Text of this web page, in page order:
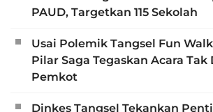
PAUD, Targetkan 115 Sekolah
Usai Polemik Tangsel Fun
Pilar Saga Tegaskan Acara
Pemkot
Dinkes Tangsel Tekankan